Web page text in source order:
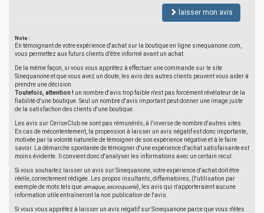
laisser mon avis
Note :
En témoignant de votre expérience d'achat sur la boutique en ligne sinequanone.com,
vous permettez aux futurs clients d'être informé avant un achat.
De la même façon, si vous vous apprêtez à effectuer une commande sur le site
Sinequanone et que vous avez un doute, les avis des autres clients peuvent vous aider à
prendre une décision.
Toutefois, attention ! un nombre d'avis trop faible n'est pas forcément révélateur de la
fiabilité d'une boutique. Seul un nombre d'avis important peut donner une image juste
de la satisfaction des clients d'une boutique.
Les avis sur CeriseClub ne sont pas rémunérés, à l'inverse de nombre d'autres sites.
En cas de mécontentement, la propension à laisser un avis négatif est donc importante,
motivée par la volonté naturelle de témoigner de son expérience négative et à le faire
savoir. La démarche spontanée de témoigner d'une expérience d'achat satisfaisante est
moins évidente. Il convient donc d'analyser les informations avec un certain recul.
Si vous souhaitez laisser un avis sur Sinequanone, votre expérience d'achat doit être
réelle, correctement rédigée. Les propos insultants, diffamatoires, (l'utilisation par
exemple de mots tels que arnaque, escroquerie), les avis qui n'apporteraient aucune
information utile entraîneront la non publication de l'avis.
Si vous vous apprêtez à laisser un avis négatif sur Sinequanone parce que vous n'êtes